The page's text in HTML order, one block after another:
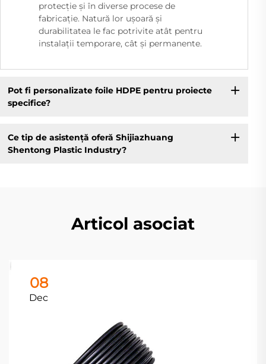
protecție și în diverse procese de
fabricație. Natură lor ușoară și
durabilitatea le fac potrivite atât pentru
instalații temporare, cât și permanente.
Pot fi personalizate foile HDPE pentru proiecte
specifice?
Ce tip de asistență oferă Shijiazhuang
Shentong Plastic Industry?
Articol asociat
08
Dec